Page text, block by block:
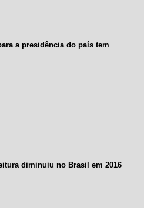
a presidência do país tem
diminuiu no Brasil em 2016